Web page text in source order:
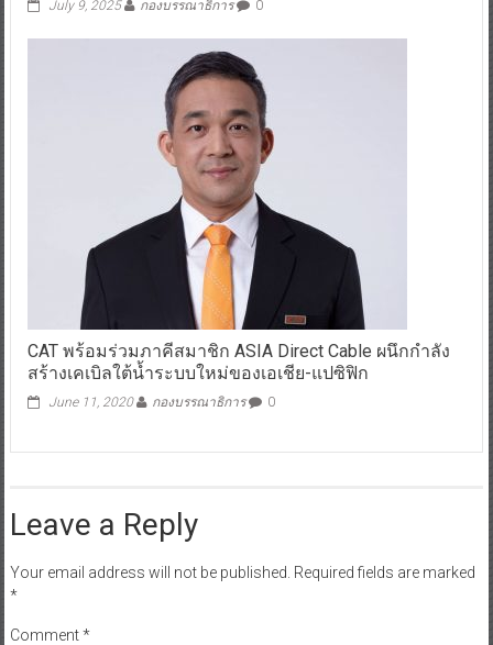
July 9, 2025 กองบรรณาธิการ 0
CAT พร้อมร่วมภาคีสมาชิก ASIA Direct Cable ผนึกกำลัง
สร้างเคเบิลใต้น้ำระบบใหม่ของเอเชีย-แปซิฟิก
June 11, 2020 กองบรรณาธิการ 0
Leave a Reply
Your email address will not be published. Required fields are marked
*
Comment*